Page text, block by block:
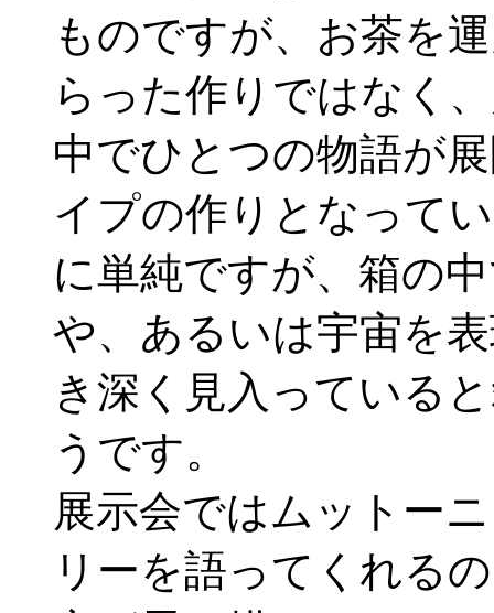
ものですが、お茶を
らった作りではなく
中でひとつの物語が
イプの作りとなって
に単純ですが、箱の
や、あるいは宇宙を
き深く見入っている
うです。
展示会ではムットー
リーを語ってくれる